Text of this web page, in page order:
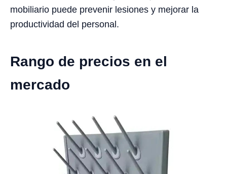
mobiliario puede prevenir lesiones y mejorar la
productividad del personal.
Rango de precios en el
mercado